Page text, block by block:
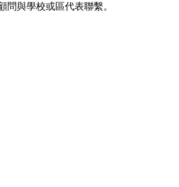
問與學校或區代表聯繫。